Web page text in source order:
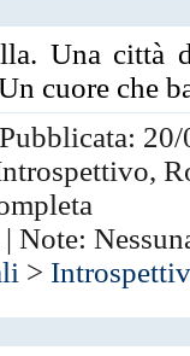
Una città
cuore che
Note:
>